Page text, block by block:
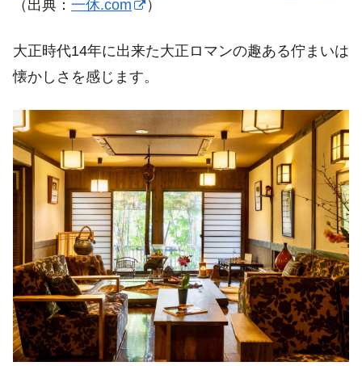
（出典： 一休.com ）
大正時代14年に出来た大正ロマンの趣ある佇まいは
懐かしさを感じます。